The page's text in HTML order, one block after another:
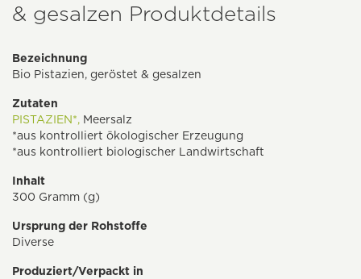
& gesalzen Produktdetails
Bezeichnung
Bio Pistazien, geröstet & gesalzen
Zutaten
PISTAZIEN*, Meersalz
*aus kontrolliert ökologischer Erzeugung
*aus kontrolliert biologischer Landwirtschaft
Inhalt
300 Gramm (g)
Ursprung der Rohstoffe
Diverse
Produziert/Verpackt in